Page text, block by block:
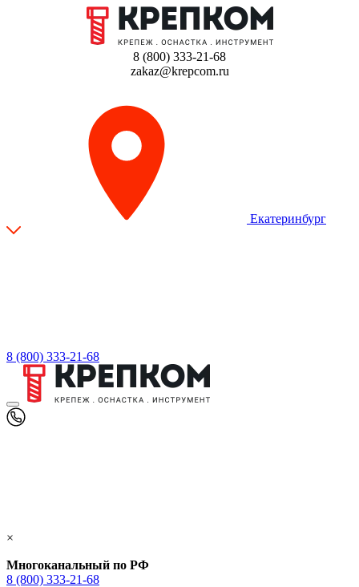
8 (800) 333-21-68
zakaz@krepcom.ru
Екатеринбург
8 (800) 333-21-68
×
Многоканальный по РФ
8 (800) 333‑21-68